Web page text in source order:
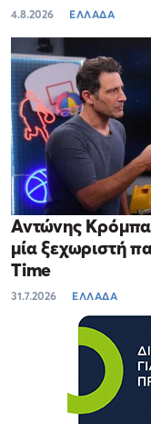
4.8.2026 ΕΛΛΑΔΑ
Αντώνης
μία ξεχωριστή
Time
31.7.2026 ΕΛΛΑΔΑ